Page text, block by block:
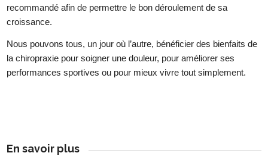
recommandé afin de permettre le bon déroulement de sa
croissance.
Nous pouvons tous, un jour où l’autre, bénéficier des bienfaits de
la chiropraxie pour soigner une douleur, pour améliorer ses
performances sportives ou pour mieux vivre tout simplement.
En savoir plus